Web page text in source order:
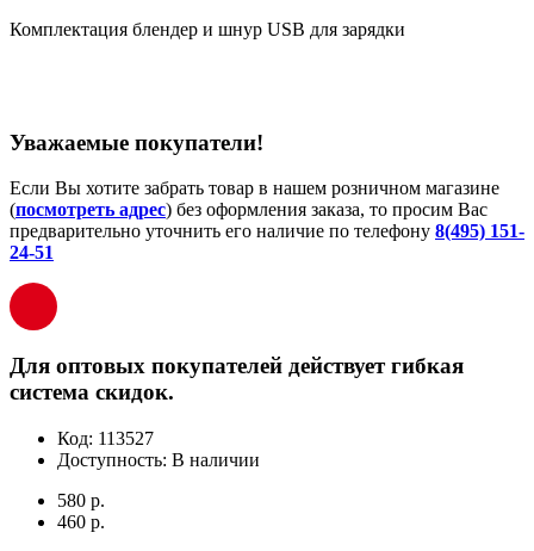
Комплектация блендер и шнур USB для зарядки
Уважаемые покупатели!
Если Вы хотите забрать товар в нашем розничном магазине
(посмотреть адрес) без оформления заказа, то просим Вас
предварительно уточнить его наличие по телефону 8(495) 151-
24-51
Для оптовых покупателей действует гибкая
система скидок.
Код: 113527
Доступность: В наличии
580 р.
460 р.